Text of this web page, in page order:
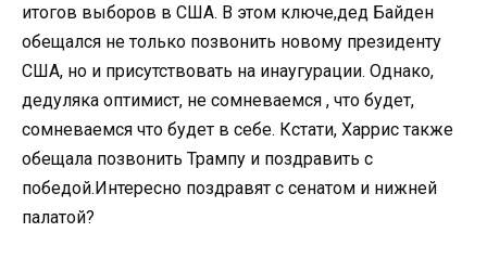
итогов выборов в США. В этом ключе,дед Байден
обещался не только позвонить новому президенту
США, но и присутствовать на инаугурации. Однако,
дедуляка оптимист, не сомневаемся , что будет,
сомневаемся что будет в себе. Кстати, Харрис также
обещала позвонить Трампу и поздравить с
победой.Интересно поздравят с сенатом и нижней
палатой?